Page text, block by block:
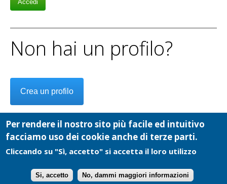
Non hai un profilo?
Crea un profilo
2026 - Tutti i diritti riservati -info@ecodelchisone.it-Privacy
Per rendere il nostro sito più facile ed intuitivo
facciamo uso dei cookie anche di terze parti.
Cliccando su "Sì, accetto" si accetta il loro utilizzo
Si, accetto No, dammi maggiori informazioni